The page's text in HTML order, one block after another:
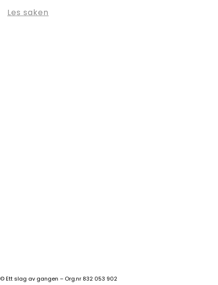
Les saken
©Ett slag av gangen – Org.nr 832 053 902